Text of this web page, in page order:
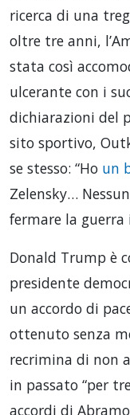
ricerca di una
oltre tre anni,
stata così
ulcerante con i
dichiarazioni del
sito sportivo,
se stesso: “Ho un
Zelensky…
fermare la guerra
Donald Trump è
presidente
un accordo di
ottenuto senza
recrimina di non
in passato “per
accordi di